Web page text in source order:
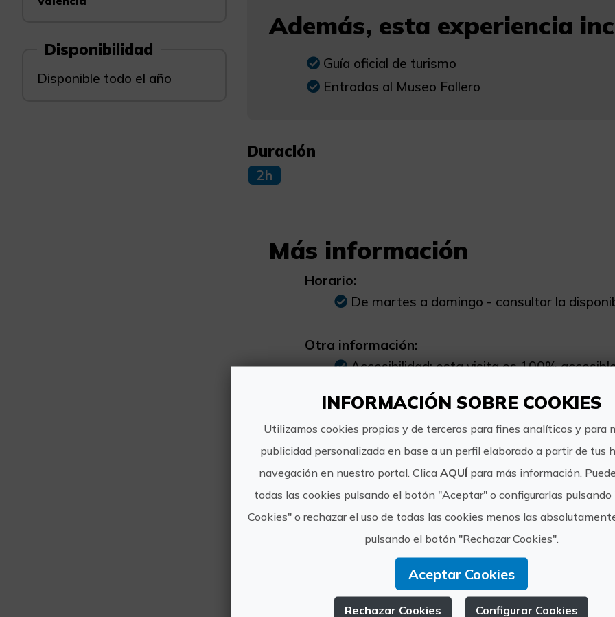
Disponibilidad
Disponible todo el año
Además, esta experiencia
Guía oficial de turismo
Entradas al Museo Fallero
Duración
2h
Más información
Horario:
De martes a domingo - consultar la
Otra información:
Accesibilidad: esta visita es 100%
reducida y los usuarios de silla de ruedas.
por favor contacte info@discovering-
Discovering
Valencia
https://
INFORMACIÓN SOBRE COOKIES
Utilizamos cookies propias y de terceros para fines analíticos y para
publicidad personalizada en base a un perfil elaborado a partir de tus
navegación en nuestro portal. Clica AQUÍpara más información.
todas las cookies pulsando el botón "Aceptar" o configurarlas pulsando
Cookies" o rechazar el uso de todas las cookies menos las
pulsando el botón "Rechazar Cookies".
Aceptar Cookies
Rechazar Cookies Configurar Cookies